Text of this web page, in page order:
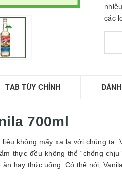
các
TAB TÙY CHỈNH
700ml
liệu không mấy xa lạ với chúng
thực đều không thể “chống
ăn hay thức uống. Có thể nói,
-
I